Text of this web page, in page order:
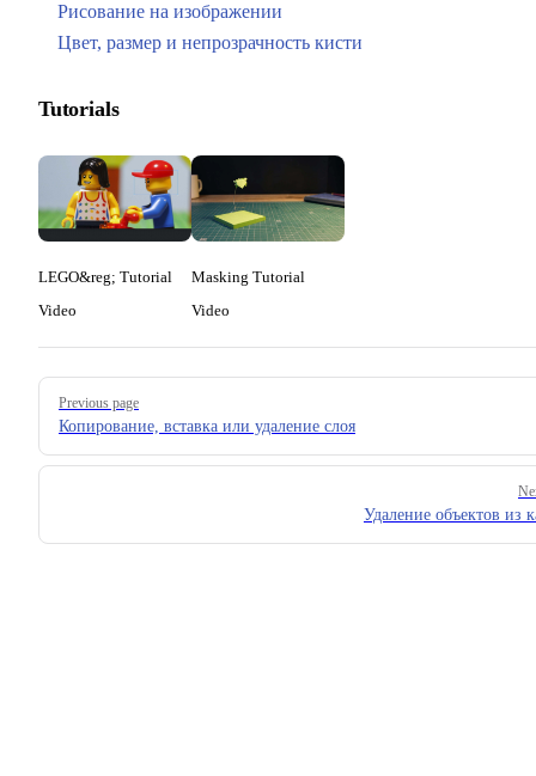
Рисование на изображении
Цвет, размер и непрозрачность кисти
Tutorials
LEGO&reg; Tutorial
Video
Masking Tutorial
Video
Pager
Previous page
Копирование, вставка или удаление слоя
Удаление объектов из